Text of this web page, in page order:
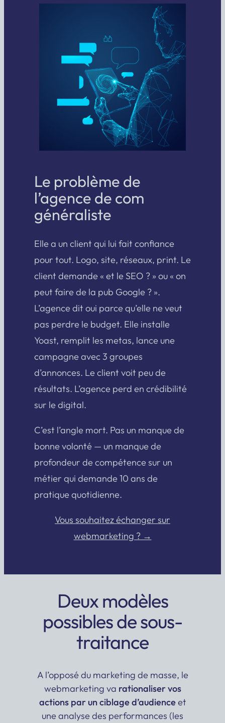
Le problème de
l’agence de com
généraliste
Elle a un client qui lui fait confiance
pour tout. Logo, site, réseaux, print. Le
client demande « et le SEO ? » ou « on
peut faire de la pub Google ? ».
L’agence dit oui parce qu’elle ne veut
pas perdre le budget. Elle installe
Yoast, remplit les metas, lance une
campagne avec 3 groupes
d’annonces. Le client voit peu de
résultats. L’agence perd en crédibilité
sur le digital.
C’est l’angle mort. Pas un manque de
bonne volonté — un manque de
profondeur de compétence sur un
métier qui demande 10 ans de
pratique quotidienne.
Vous souhaitez échanger sur
webmarketing ? →
Deux modèles
possibles de sous-
traitance
A l’opposé du marketing de masse, le
webmarketing va rationaliser vos
actions par un ciblage d’audienceet
une analyse des performances (les